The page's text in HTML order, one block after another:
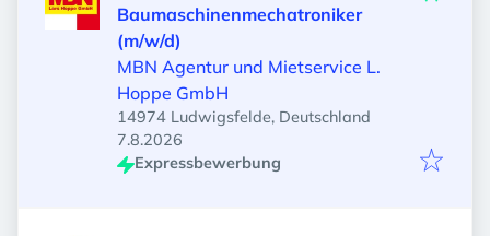
Baumaschinenmechatroniker
(m/w/d)
MBN Agentur und Mietservice L.
Hoppe GmbH
14974 Ludwigsfelde, Deutschland
Veröffentlicht
7.8.2026
Expressbewerbung